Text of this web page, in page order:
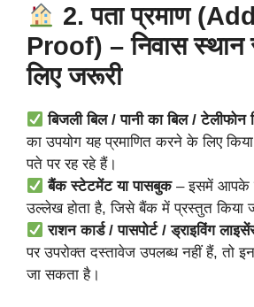
2. पता प्रमाण
Proof) – निवास स्थान
लिए जरूरी
बिजली बिल / पानी का बिल / टेलीफोन
का उपयोग यह प्रमाणित करने के लिए
पते पर रह रहे हैं।
बैंक स्टेटमेंट या पासबुक– इसमें आपके
उल्लेख होता है, जिसे बैंक में प्रस्तुत किया
राशन कार्ड / पासपोर्ट / ड्राइविंग
पर उपरोक्त दस्तावेज उपलब्ध नहीं हैं, तो
जा सकता है।